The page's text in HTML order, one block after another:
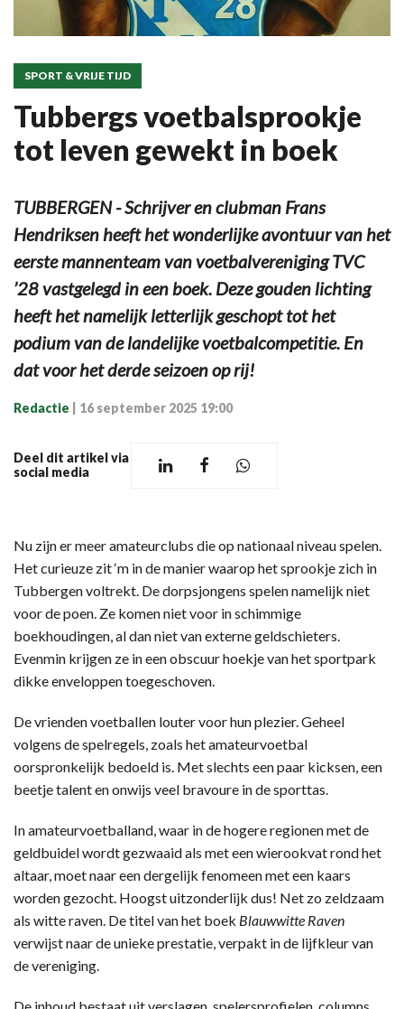
SPORT & VRIJE TIJD
Tubbergs voetbalsprookje
tot leven gewekt in boek
TUBBERGEN - Schrijver en clubman Frans
Hendriksen heeft het wonderlijke avontuur van het
eerste mannenteam van voetbalvereniging TVC
’28 vastgelegd in een boek. Deze gouden lichting
heeft het namelijk letterlijk geschopt tot het
podium van de landelijke voetbalcompetitie. En
dat voor het derde seizoen op rij!
Redactie 16 september 2025 19:00
Deel dit artikel via
social media
Nu zijn er meer amateurclubs die op nationaal niveau spelen.
Het curieuze zit ‘m in de manier waarop het sprookje zich in
Tubbergen voltrekt. De dorpsjongens spelen namelijk niet
voor de poen. Ze komen niet voor in schimmige
boekhoudingen, al dan niet van externe geldschieters.
Evenmin krijgen ze in een obscuur hoekje van het sportpark
dikke enveloppen toegeschoven.
De vrienden voetballen louter voor hun plezier. Geheel
volgens de spelregels, zoals het amateurvoetbal
oorspronkelijk bedoeld is. Met slechts een paar kicksen, een
beetje talent en onwijs veel bravoure in de sporttas.
In amateurvoetballand, waar in de hogere regionen met de
geldbuidel wordt gezwaaid als met een wierookvat rond het
altaar, moet naar een dergelijk fenomeen met een kaars
worden gezocht. Hoogst uitzonderlijk dus! Net zo zeldzaam
als witte raven. De titel van het boek Blauwwitte Raven
verwijst naar de unieke prestatie, verpakt in de lijfkleur van
de vereniging.
De inhoud bestaat uit verslagen, spelersprofielen, columns,